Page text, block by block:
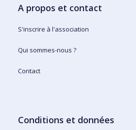
A propos et contact
S'inscrire à l'association
Qui sommes-nous ?
Contact
Conditions et données